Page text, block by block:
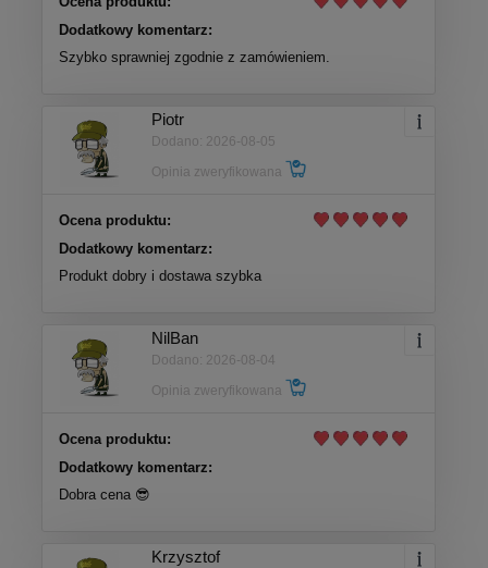
Dodatkowy komentarz:
Szybko sprawniej zgodnie z zamówieniem.
Piotr
Dodano: 2026-08-05
Opinia zweryfikowana
Ocena produktu:
Dodatkowy komentarz:
Produkt dobry i dostawa szybka
NilBan
Dodano: 2026-08-04
Opinia zweryfikowana
Ocena produktu:
Dodatkowy komentarz:
Dobra cena 😎
Krzysztof